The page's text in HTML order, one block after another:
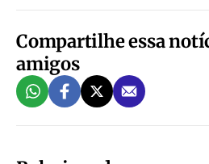
Compartilhe essa
amigos